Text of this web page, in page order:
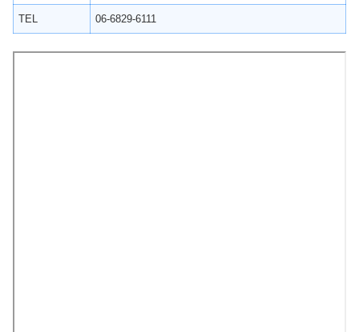
TEL 06-6829-6111